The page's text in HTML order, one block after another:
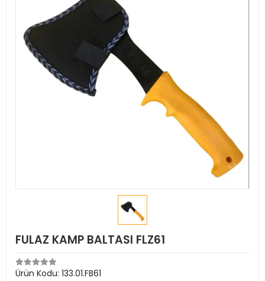
FULAZ KAMP BALTASI FLZ61
Ürün Kodu: 133.01.FB61